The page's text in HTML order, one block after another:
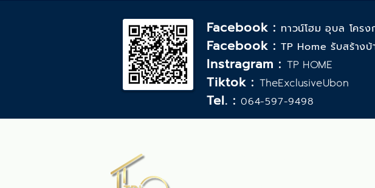
Facebook : ทาวน์โฮม อุบล โคร
Facebook : TP Home รับสร้างบ้
Instragram : TP HOME
Tiktok : TheExclusiveUbon
Tel. : 064-597-9498